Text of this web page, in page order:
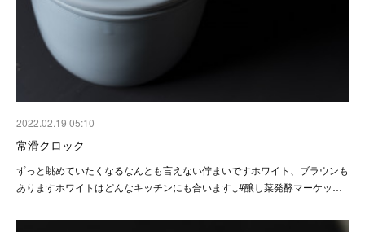
2022.02.19 05:10
常滑クロック
ずっと眺めていたくなるなんとも言えない佇まいですホワイト、ブラウンも
ありますホワイトはどんなキッチンにも合います↓#醸し菜発酵マーケッ…